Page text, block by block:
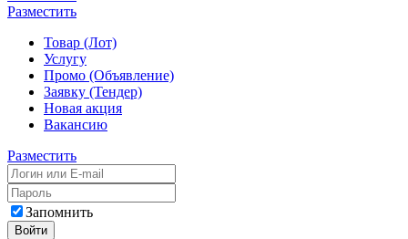
Разместить
Товар (Лот)
Услугу
Промо (Объявление)
Заявку (Тендер)
Новая акция
Вакансию
Разместить
Запомнить
Войти